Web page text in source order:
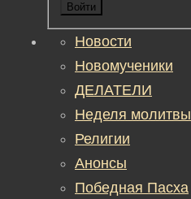
Войти
Новости
Новомученики
ДЕЛАТЕЛИ
Неделя молитвы
Религии
Анонсы
Победная Пасха